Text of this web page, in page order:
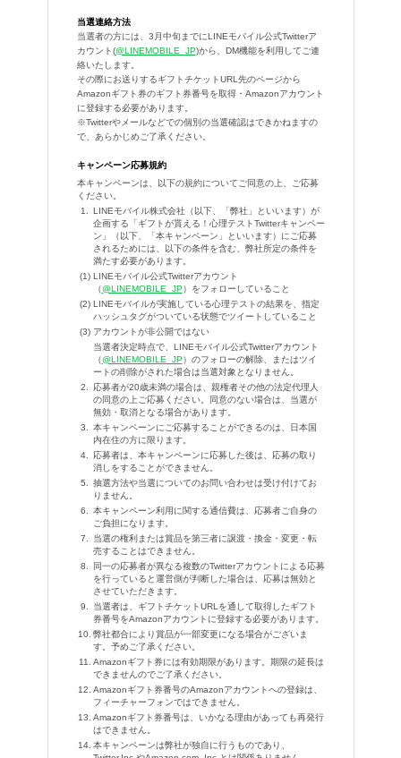
当選連絡方法
当選者の方には、3月中旬までにLINEモバイル公式Twitterア
カウント(@LINEMOBILE_JP)から、DM機能を利用してご連
絡いたします。
その際にお送りするギフトチケットURL先のページから
Amazonギフト券のギフト券番号を取得・Amazonアカウント
に登録する必要があります。
※Twitterやメールなどでの個別の当選確認はできかねますの
で、あらかじめご了承ください。
キャンペーン応募規約
本キャンペーンは、以下の規約についてご同意の上、ご応募
ください。
LINEモバイル株式会社（以下、「弊社」といいます）が
企画する「ギフトが貰える！心理テストTwitterキャンペー
ン」（以下、「本キャンペーン」といいます）にご応募
されるためには、以下の条件を含む、弊社所定の条件を
満たす必要があります。
LINEモバイル公式Twitterアカウント
（@LINEMOBILE_JP）をフォローしていること
LINEモバイルが実施している心理テストの結果を、指定
ハッシュタグがついている状態でツイートしていること
アカウントが非公開ではない
当選者決定時点で、LINEモバイル公式Twitterアカウント
（@LINEMOBILE_JP）のフォローの解除、またはツイ
ートの削除がされた場合は当選対象となりません。
応募者が20歳未満の場合は、親権者その他の法定代理人
の同意の上ご応募ください。同意のない場合は、当選が
無効・取消となる場合があります。
本キャンペーンにご応募することができるのは、日本国
内在住の方に限ります。
応募者は、本キャンペーンに応募した後は、応募の取り
消しをすることができません。
抽選方法や当選についてのお問い合わせは受け付けてお
りません。
本キャンペーン利用に関する通信費は、応募者ご自身の
ご負担になります。
当選の権利または賞品を第三者に譲渡・換金・変更・転
売することはできません。
同一の応募者が異なる複数のTwitterアカウントによる応募
を行っていると運営側が判断した場合は、応募は無効と
させていただきます。
当選者は、ギフトチケットURLを通して取得したギフト
券番号をAmazonアカウントに登録する必要があります。
弊社都合により賞品が一部変更になる場合がございま
す。予めご了承ください。
Amazonギフト券には有効期限があります。期限の延長は
できませんのでご了承ください。
Amazonギフト券番号のAmazonアカウントへの登録は、
フィーチャーフォンではできません。
Amazonギフト券番号は、いかなる理由があっても再発行
はできません。
本キャンペーンは弊社が独自に行うものであり、